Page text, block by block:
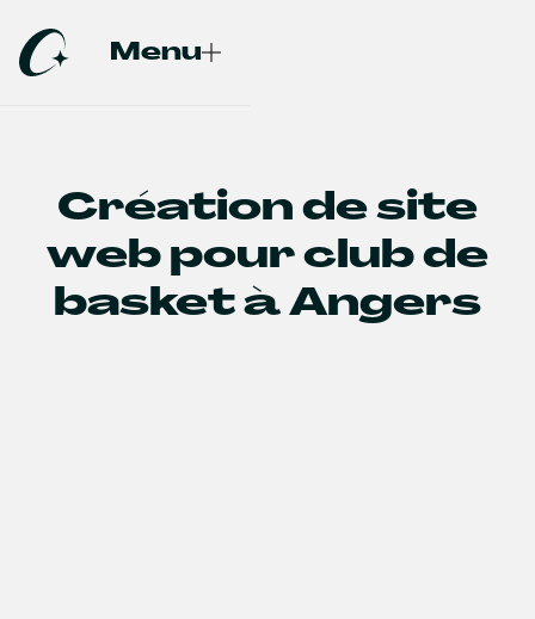
Menu
Création de site
web pour club de
basket à Angers